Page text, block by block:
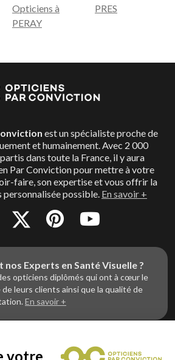
Opticiens à
PERAY
PRES
est un spécialiste proche de
et humainement. Avec 2 000
dans toute la France, il y aura
Par Conviction pour mettre à votre
faire, son expertise et vous offrir la
possible. En savoir +
nos Experts en Santé Visuelle ?
opticiens diplômés qui ont à cœur le
leurs clients ainsi que la qualité de
En savoir +
un professionnel de la vue et
votre